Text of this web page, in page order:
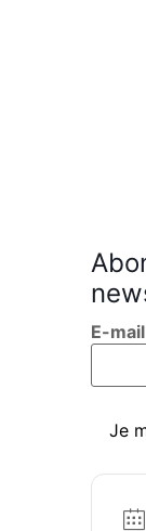
Nos
Nos
L’équipe
Animations
E-mail